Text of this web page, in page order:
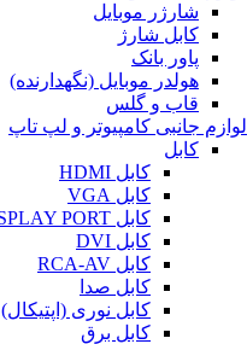
شارژر موبایل
کابل شارژ
پاور بانک
هولدر موبایل (نگهدارنده)
قاب و گلس
لوازم جانبی کامپیوتر و لپ تاپ
کابل
کابل HDMI
کابل VGA
کابل DISPLAY PORT
کابل DVI
کابل RCA-AV
کابل صدا
کابل نوری (اپتیکال)
کابل برق